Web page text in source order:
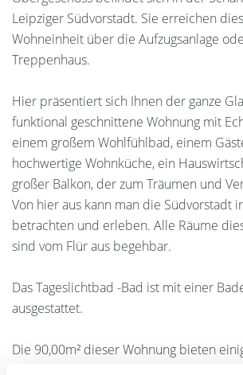
Leipziger Südvorstadt. Sie erreichen
Wohneinheit über die Aufzugsanlage
Treppenhaus.
Hier präsentiert sich Ihnen der ganze
funktional geschnittene Wohnung mit
einem großem Wohlfühlbad, einem
hochwertige Wohnküche, ein
großer Balkon, der zum Träumen und
Von hier aus kann man die Südvorstadt
betrachten und erleben. Alle Räume
sind vom Flür aus begehbar.
Das Tageslichtbad -Bad ist mit einer
ausgestattet.
Die 90,00m² dieser Wohnung bieten